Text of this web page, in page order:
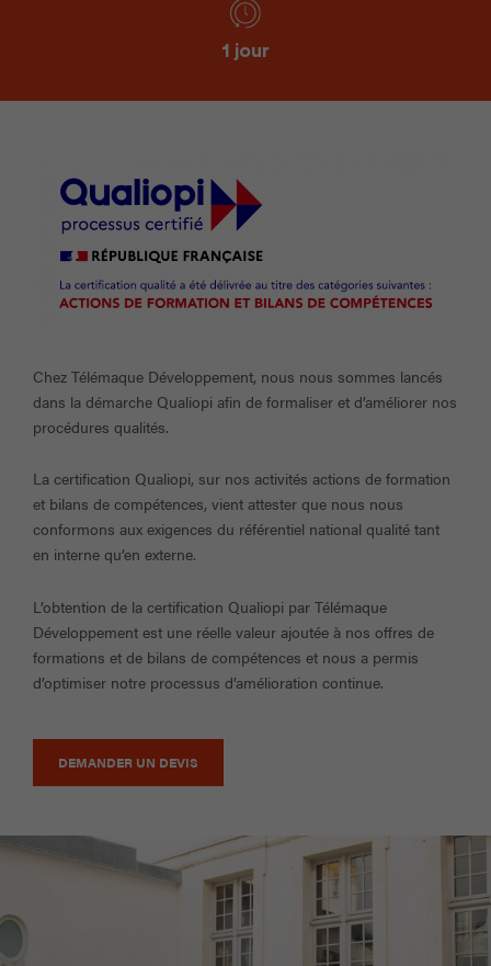
1 jour
Chez Télémaque Développement, nous nous sommes lancés
dans la démarche Qualiopi afin de formaliser et d’améliorer nos
procédures qualités.
La certification Qualiopi, sur nos activités actions de formation
et bilans de compétences, vient attester que nous nous
conformons aux exigences du référentiel national qualité tant
en interne qu’en externe.
L’obtention de la certification Qualiopi par Télémaque
Développement est une réelle valeur ajoutée à nos offres de
formations et de bilans de compétences et nous a permis
d’optimiser notre processus d’amélioration continue.
DEMANDER UN DEVIS